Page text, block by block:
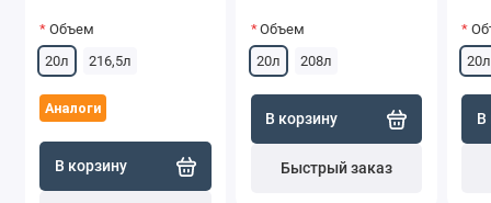
Аналоги
Объем
20л
216,5л
В корзину
Объем
20л
208л
В корзину
Быстрый заказ
20л
В